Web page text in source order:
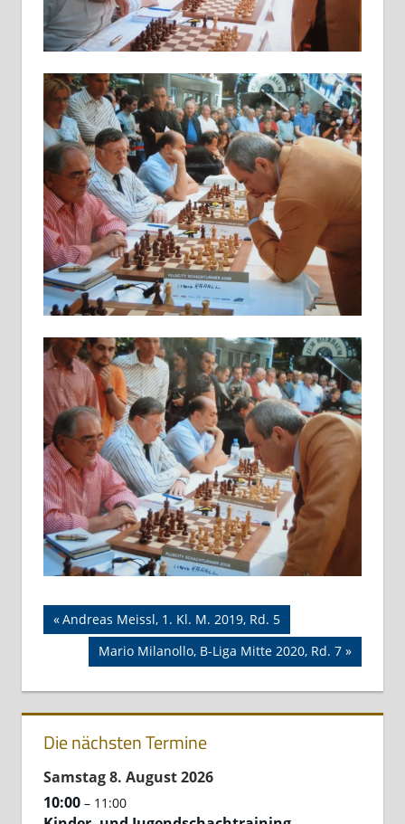
GARRY
KASPAROV
Beitragsnavigation
Vorheriger
Beitrag:
Andreas Meissl, 1. Kl. M. 2019, Rd. 5
Nächster
Beitrag:
Mario Milanollo, B-Liga Mitte 2020, Rd. 7
Die nächsten Termine
Samstag8. August2026
10:00 – 11:00